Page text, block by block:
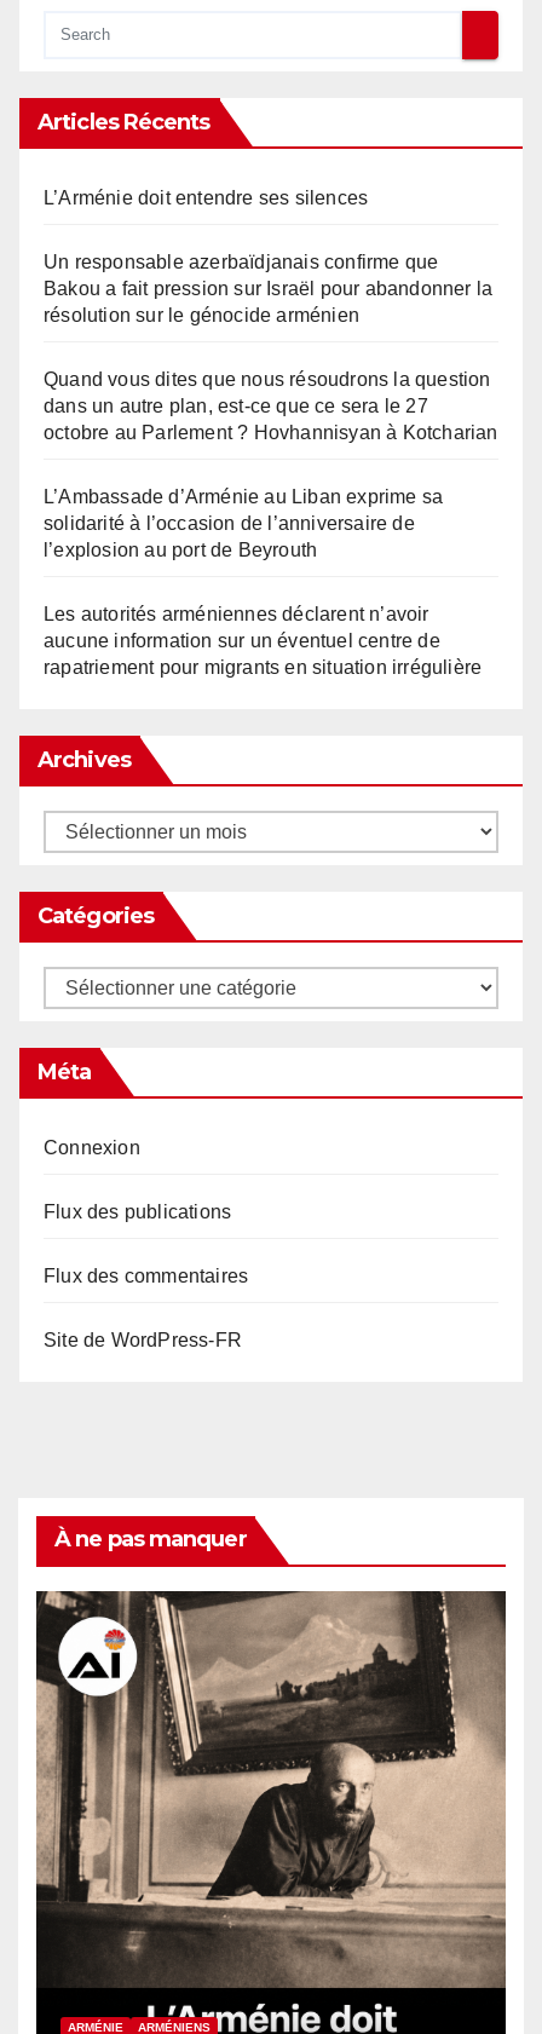
Articles Récents
L’Arménie doit entendre ses silences
Un responsable azerbaïdjanais confirme que
Bakou a fait pression sur Israël pour abandonner la
résolution sur le génocide arménien
Quand vous dites que nous résoudrons la question
dans un autre plan, est-ce que ce sera le 27
octobre au Parlement ? Hovhannisyan à Kotcharian
L’Ambassade d’Arménie au Liban exprime sa
solidarité à l’occasion de l’anniversaire de
l’explosion au port de Beyrouth
Les autorités arméniennes déclarent n’avoir
aucune information sur un éventuel centre de
rapatriement pour migrants en situation irrégulière
Archives
Archives
Catégories
Catégories
Méta
Connexion
Flux des publications
Flux des commentaires
Site de WordPress-FR
À ne pas manquer
ARMÉNIE ARMÉNIENS